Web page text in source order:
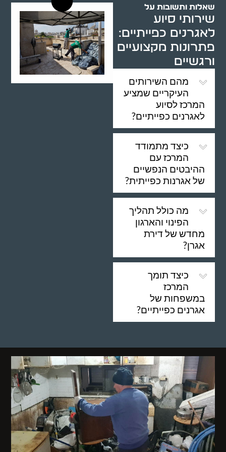
שאלות ותשובות על
שירותי סיוע
לאגרנים כפייתיים:
פתרונות מקצועיים
ורגשיים
מהם השירותים
העיקריים שמציע
המרכז לסיוע
לאגרנים כפייתיים?
כיצד מתמודד
המרכז עם
ההיבטים הנפשיים
של אגרנות כפייתית?
מה כולל תהליך
הפינוי והארגון
מחדש של דירת
אגרן?
כיצד תומך
המרכז
במשפחות של
אגרנים כפייתיים?